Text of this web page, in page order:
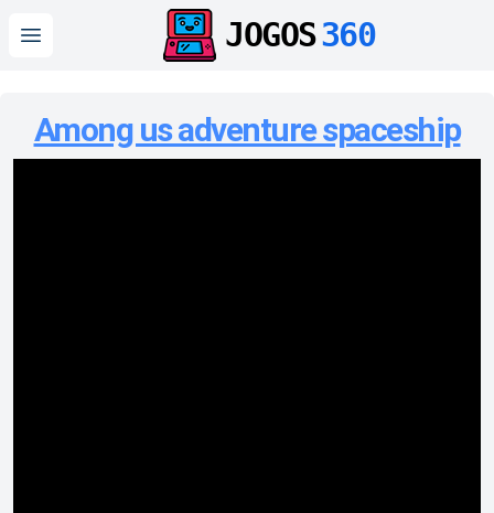
Open main menu JOGOS360
Among us adventure spaceship